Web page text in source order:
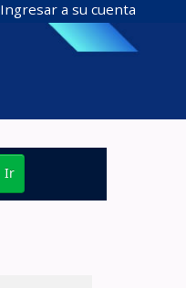
Ingresar a su cuenta
Ir